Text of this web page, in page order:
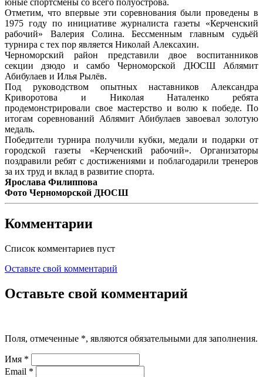
Отметим, что впервые эти соревнования были проведены в
1975 году по инициативе журналиста газеты «Керченский
рабочий» Валерия Солина. Бессменным главным судьёй
турнира с тех пор является Николай Алексахин.
Черноморский район представили двое воспитанников
секции дзюдо и самбо Черноморской ДЮСШ Аблямит
Абибулаев и Илья Рылёв.
Под руководством опытных наставников Александра
Криворотова и Николая Наталенко ребята
продемонстрировали свое мастерство и волю к победе. По
итогам соревнований Аблямит Абибулаев завоевал золотую
медаль.
Победители турнира получили кубки, медали и подарки от
городской газеты «Керченский рабочий». Организаторы
поздравили ребят с достижениями и поблагодарили тренеров
за их труд и вклад в развитие спорта.
Ярослава Филиппова
Фото Черноморской ДЮСШ
Комментарии
Список комментариев пуст
Оставьте свой комментарий
Оставьте свой комментарий
Поля, отмеченные *, являются обязательными для заполнения.
Имя *
Email *